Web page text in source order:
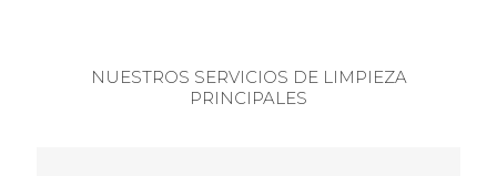
NUESTROS SERVICIOS DE LIMPIEZA
PRINCIPALES